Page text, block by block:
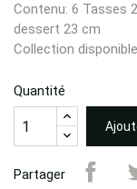
Contenu: 6 Tasses
dessert 23 cm
Collection
Quantité
Partager